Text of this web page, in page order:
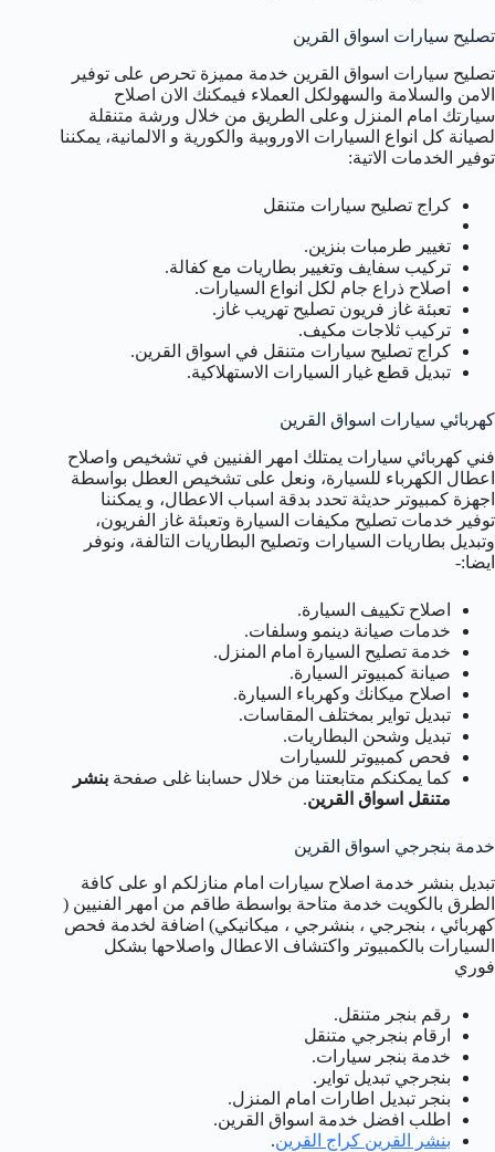
تصليح سيارات اسواق القرين
تصليح سيارات اسواق القرين خدمة مميزة تحرص على توفير
الامن والسلامة والسهولكل العملاء فيمكنك الان اصلاح
سيارتك امام المنزل وعلى الطريق من خلال ورشة متنقلة
لصيانة كل انواع السيارات الاوروبية والكورية و الالمانية، يمكننا
توفير الخدمات الاتية:
كراج تصليح سيارات متنقل
تغيير طرمبات بنزين.
تركيب سفايف وتغيير بطاريات مع كفالة.
اصلاح ذراع جام لكل انواع السيارات.
تعبئة غاز فريون تصليح تهريب غاز.
تركيب ثلاجات مكيف.
كراج تصليح سيارات متنقل في اسواق القرين.
تبديل قطع غيار السيارات الاستهلاكية.
كهربائي سيارات اسواق القرين
فني كهربائي سيارات يمتلك امهر الفنيين في تشخيص واصلاح
اعطال الكهرباء للسيارة، ونعل على تشخيص العطل بواسطة
اجهزة كمبيوتر حديثة تحدد بدقة اسباب الاعطال، و يمكننا
توفير خدمات تصليح مكيفات السيارة وتعبئة غاز الفريون،
وتبديل بطاريات السيارات وتصليح البطاريات التالفة، ونوفر
ايضا:-
اصلاح تكييف السيارة.
خدمات صيانة دينمو وسلفات.
خدمة تصليح السيارة امام المنزل.
صيانة كمبيوتر السيارة.
اصلاح ميكانك وكهرباء السيارة.
تبديل تواير بمختلف المقاسات.
تبديل وشحن البطاريات.
فحص كمبيوتر للسيارات
كما يمكنكم متابعتنا من خلال حسابنا غلى صفحة بنشر
متنقل اسواق القرين.
خدمة بنجرجي اسواق القرين
تبديل بنشر خدمة اصلاح سيارات امام منازلكم او على كافة
الطرق بالكويت خدمة متاحة بواسطة طاقم من امهر الفنيين (
كهربائي ، بنجرجي ، بنشرجي ، ميكانيكي) اضافة لخدمة فحص
السيارات بالكمبيوتر واكتشاف الاعطال واصلاحها بشكل
فوري
رقم بنجر متنقل.
ارقام بنجرجي متنقل
خدمة بنجر سيارات.
بنجرجي تبديل تواير.
بنجر تبديل اطارات امام المنزل.
اطلب افضل خدمة اسواق القرين.
بنشر القرين كراج القرين.